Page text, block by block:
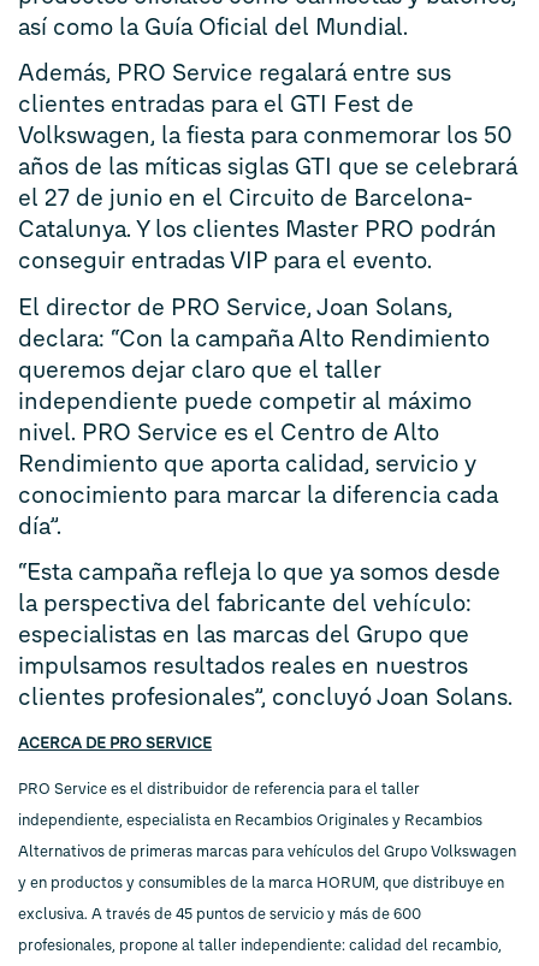
así como la Guía Oficial del Mundial.
Además, PRO Service regalará entre sus
clientes entradas para el GTI Fest de
Volkswagen, la fiesta para conmemorar los 50
años de las míticas siglas GTI que se celebrará
el 27 de junio en el Circuito de Barcelona-
Catalunya. Y los clientes Master PRO podrán
conseguir entradas VIP para el evento.
El director de PRO Service, Joan Solans,
declara: “Con la campaña Alto Rendimiento
queremos dejar claro que el taller
independiente puede competir al máximo
nivel. PRO Service es el Centro de Alto
Rendimiento que aporta calidad, servicio y
conocimiento para marcar la diferencia cada
día”.
“Esta campaña refleja lo que ya somos desde
la perspectiva del fabricante del vehículo:
especialistas en las marcas del Grupo que
impulsamos resultados reales en nuestros
clientes profesionales”, concluyó Joan Solans.
ACERCA DE PRO SERVICE
PRO Service es el distribuidor de referencia para el taller
independiente, especialista en Recambios Originales y Recambios
Alternativos de primeras marcas para vehículos del Grupo Volkswagen
y en productos y consumibles de la marca HORUM, que distribuye en
exclusiva. A través de 45 puntos de servicio y más de 600
profesionales, propone al taller independiente: calidad del recambio,